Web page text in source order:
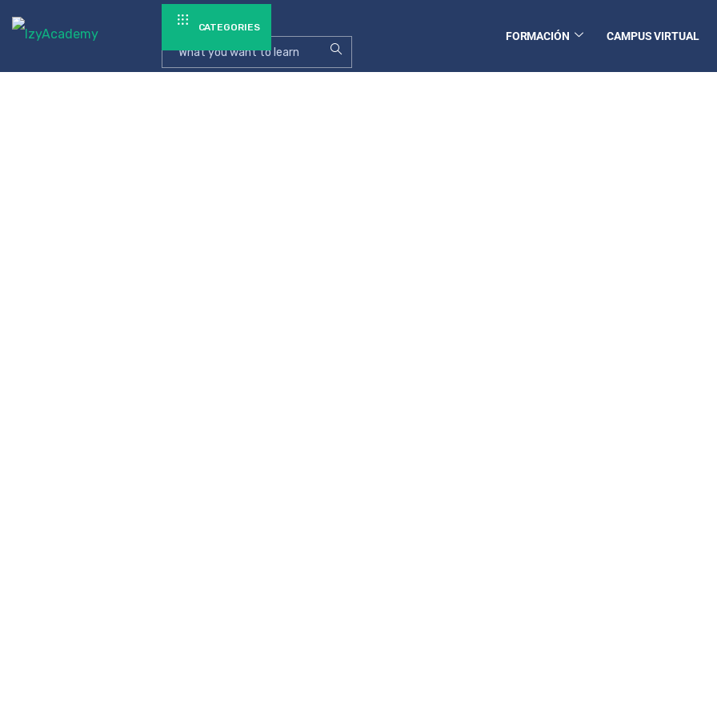
CATEGORIES
FORMACIÓN CAMPUS VIRTUAL